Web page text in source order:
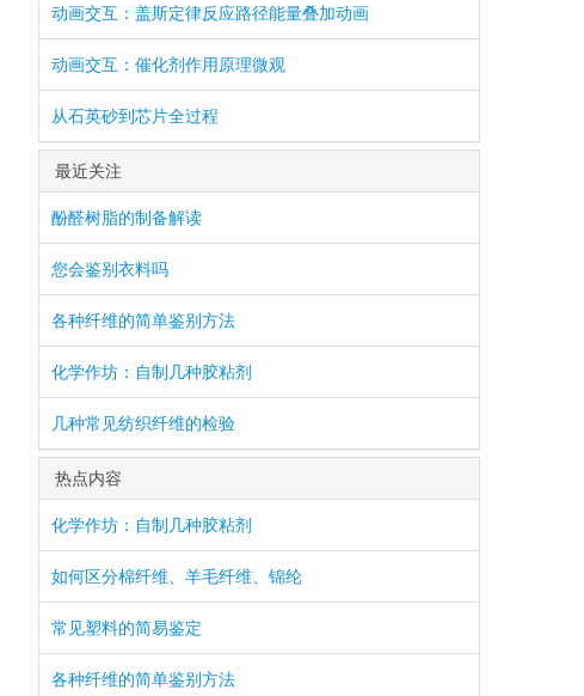
动画交互：盖斯定律反应路径能量叠加动画
动画交互：催化剂作用原理微观
从石英砂到芯片全过程
最近关注
酚醛树脂的制备解读
您会鉴别衣料吗
各种纤维的简单鉴别方法
化学作坊：自制几种胶粘剂
几种常见纺织纤维的检验
热点内容
化学作坊：自制几种胶粘剂
如何区分棉纤维、羊毛纤维、锦纶
常见塑料的简易鉴定
各种纤维的简单鉴别方法